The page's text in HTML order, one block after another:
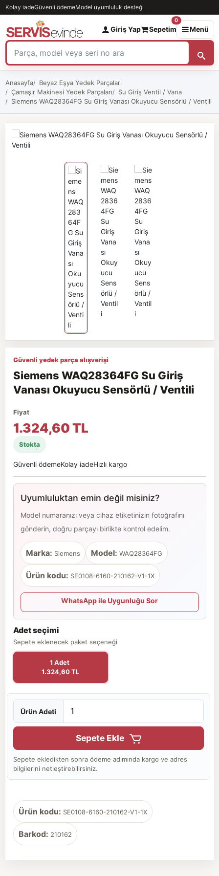
Kolay iadeGüvenli ödemeModel uyumluluk desteği
Giriş Yap Sepetim
0
Menü
Anasayfa
Beyaz Eşya Yedek Parçaları
Çamaşır Makinesi Yedek Parçaları
Su Giriş Ventil / Vana
Siemens WAQ28364FG Su Giriş Vanası Okuyucu Sensörlü / Ventili
Güvenli yedek parça alışverişi
Siemens WAQ28364FG Su Giriş
Vanası Okuyucu Sensörlü / Ventili
Fiyat
1.324,60 TL
Stokta
Güvenli ödemeKolay iadeHızlı kargo
Uyumluluktan emin değil misiniz?
Model numaranızı veya cihaz etiketinizin fotoğrafını
gönderin, doğru parçayı birlikte kontrol edelim.
Marka: Siemens Model: WAQ28364FG
Ürün kodu: SE0108-6160-210162-V1-1X
WhatsApp ile Uygunluğu Sor
Adet seçimi
Sepete eklenecek paket seçeneği
1 Adet
1.324,60 TL
Ürün Adeti
Sepete Ekle
Sepete ekledikten sonra ödeme adımında kargo ve adres
bilgilerini netleştirebilirsiniz.
Ürün kodu: SE0108-6160-210162-V1-1X
Barkod: 210162